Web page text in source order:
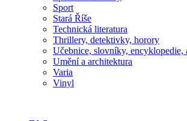
Sport
Stará Říše
Technická literatura
Thrillery, detektivky, horory
Učebnice, slovníky, encyklopedie,
Umění a architektura
Varia
Vinyl